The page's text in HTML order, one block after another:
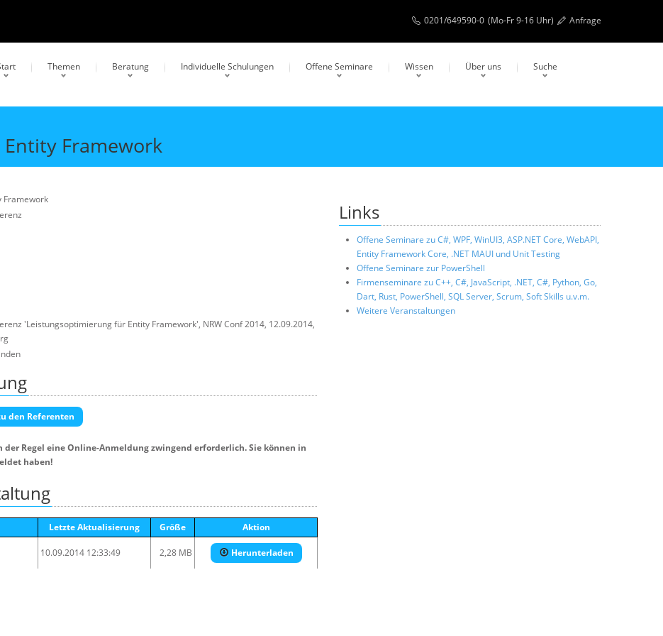
0201/649590-0 (Mo-Fr 9-16 Uhr) Anfrage
Themen Beratung Individuelle Schulungen Offene Seminare Wissen Über uns Suche
Framework
Framework
'Leistungsoptimierung für Entity Framework', NRW Conf 2014, 12.09.2014,
den Referenten
Regel eine Online-Anmeldung zwingend erforderlich. Sie können in
haben!
Letzte Aktualisierung Größe Aktion
10.09.2014 12:33:49 2,28 MB Herunterladen
Links
Offene Seminare zu C#, WPF, WinUI3, ASP.NET Core, WebAPI,
Entity Framework Core, .NET MAUI und Unit Testing
Offene Seminare zur PowerShell
Firmenseminare zu C++, C#, JavaScript, .NET, C#, Python, Go,
Dart, Rust, PowerShell, SQL Server, Scrum, Soft Skills u.v.m.
Weitere Veranstaltungen